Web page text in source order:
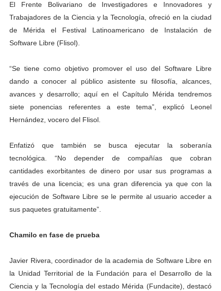
Expertos inspeccionan espacios del OAN para la
Dictan MasterClass en el marco del Encuentro LAGO
Campo Elías avanza con plan de asfaltado
Encuentro estadal fortalece la coordinación de
Gobernador Arnaldo Sánchez apadrina a más de 993
El Frente Bolivariano de Investigadores e Innovadores y
Trabajadores de la Ciencia y la Tecnología, ofreció en la ciudad
de Mérida el Festival Latinoamericano de Instalación de
Software Libre (Flisol).
“Se tiene como objetivo promover el uso del Software Libre
dando a conocer al público asistente su filosofía, alcances,
avances y desarrollo; aquí en el Capítulo Mérida tendremos
siete ponencias referentes a este tema”, explicó Leonel
Hernández, vocero del Flisol.
Enfatizó que también se busca ejecutar la soberanía
tecnológica. “No depender de compañías que cobran
cantidades exorbitantes de dinero por usar sus programas a
través de una licencia; es una gran diferencia ya que con la
ejecución de Software Libre se le permite al usuario acceder a
sus paquetes gratuitamente”.
Chamilo en fase de prueba
Javier Rivera, coordinador de la academia de Software Libre en
la Unidad Territorial de la Fundación para el Desarrollo de la
Ciencia y la Tecnología del estado Mérida (Fundacite), destacó